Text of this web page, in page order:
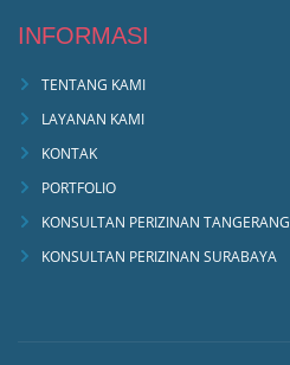
INFORMASI
TENTANG KAMI
LAYANAN KAMI
KONTAK
PORTFOLIO
KONSULTAN PERIZINAN TANGERANG
KONSULTAN PERIZINAN SURABAYA